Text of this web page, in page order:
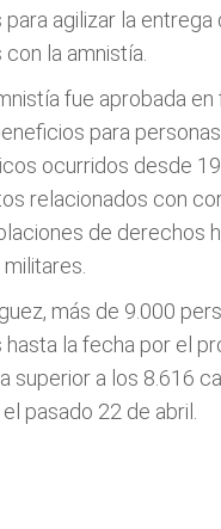
agilizar la
la amnistía.
fue aprobada
para
ocurridos desde
relacionados con
de derechos
más de 9.000
hasta la fecha por el
superior a los 8.616
pasado 22 de abril.